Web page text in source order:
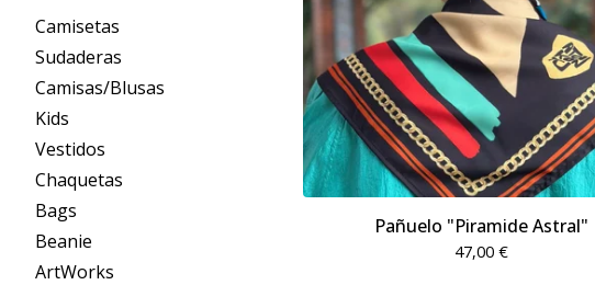
Camisetas
Sudaderas
Camisas/Blusas
Kids
Vestidos
Chaquetas
Bags
Beanie
ArtWorks
Pañuelo "Piramide Astral"
47,00 €